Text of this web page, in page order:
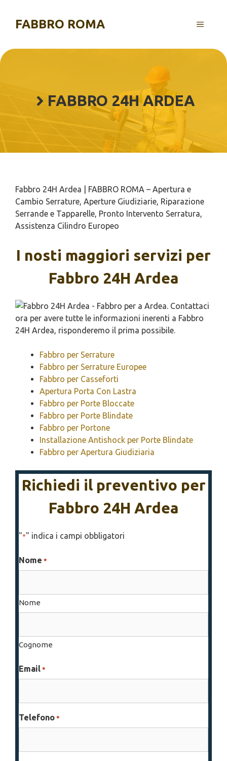
contenuto
FABBRO ROMA MENU
FABBRO 24H ARDEA
Fabbro 24H Ardea | FABBRO ROMA – Apertura e
Cambio Serrature, Aperture Giudiziarie, Riparazione
Serrande e Tapparelle, Pronto Intervento Serratura,
Assistenza Cilindro Europeo
I nosti maggiori servizi per
Fabbro 24H Ardea
Fabbro per Serrature
Fabbro per Serrature Europee
Fabbro per Casseforti
Apertura Porta Con Lastra
Fabbro per Porte Bloccate
Fabbro per Porte Blindate
Fabbro per Portone
Installazione Antishock per Porte Blindate
Fabbro per Apertura Giudiziaria
Richiedi il preventivo per
Fabbro 24H Ardea
"*" indica i campi obbligatori
Nome *
Nome
Cognome
Email *
Telefono *